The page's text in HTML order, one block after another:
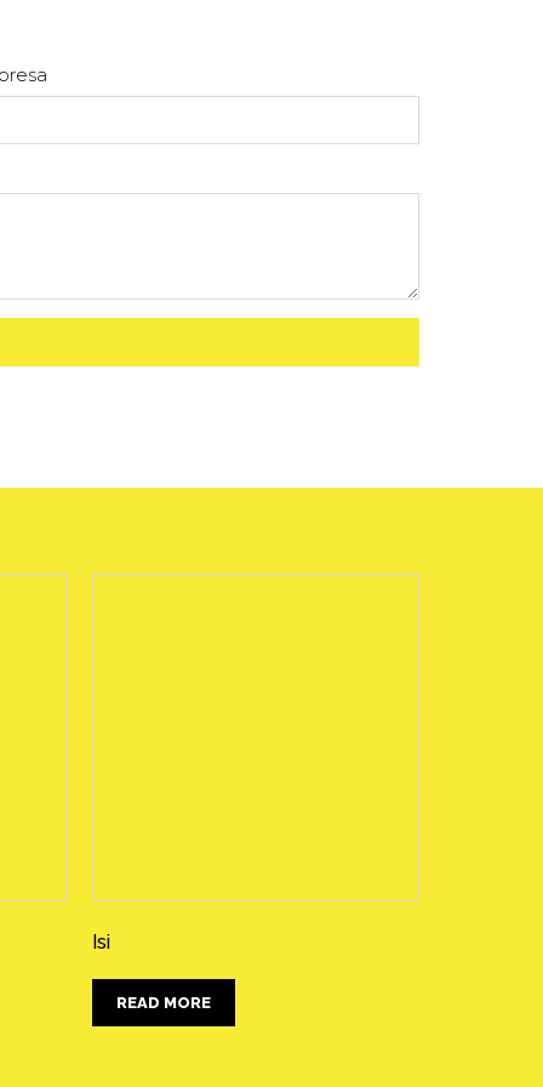
Isi
READ MORE